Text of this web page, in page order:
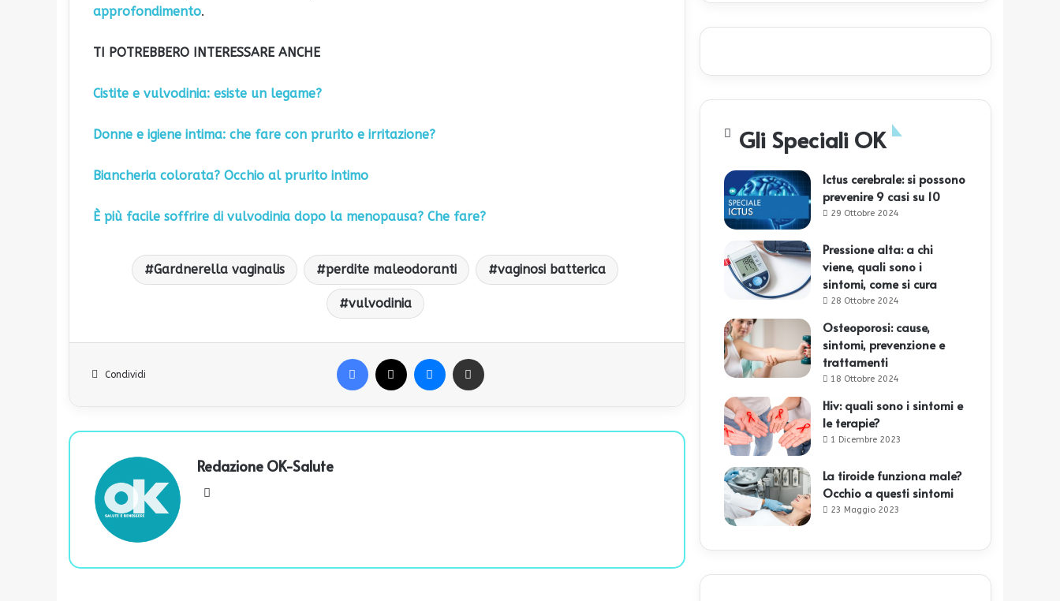
approfondimento.
TI POTREBBERO INTERESSARE ANCHE
Cistite e vulvodinia: esiste un legame?
Donne e igiene intima: che fare con prurito e irritazione?
Biancheria colorata? Occhio al prurito intimo
È più facile soffrire di vulvodinia dopo la menopausa? Che fare?
Gardnerella vaginalis perdite maleodoranti vaginosi batterica
vulvodinia
Condividi
Redazione OK-Salute
Gli Speciali OK
Ictus cerebrale: si possono
prevenire 9 casi su 10
29 Ottobre 2024
Pressione alta: a chi
viene, quali sono i
sintomi, come si cura
28 Ottobre 2024
Osteoporosi: cause,
sintomi, prevenzione e
trattamenti
18 Ottobre 2024
Hiv: quali sono i sintomi e
le terapie?
1 Dicembre 2023
La tiroide funziona male?
Occhio a questi sintomi
23 Maggio 2023